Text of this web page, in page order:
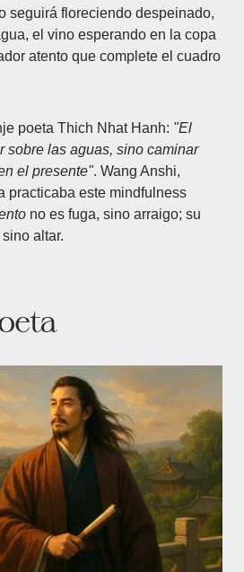
seguirá floreciendo despeinado,
el vino esperando en la copa
atento que complete el cuadro
poeta Thich Nhat Hanh: "El
sobre las aguas, sino caminar
el presente". Wang Anshi,
practicaba este mindfulness
no es fuga, sino arraigo; su
altar.